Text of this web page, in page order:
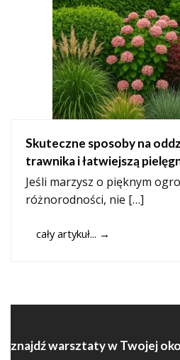
Skuteczne sposoby na
trawnika i łatwiejszą
Jeśli marzysz o pięknym
różnorodności, nie […]
cały artykuł... →
znajdź warsztaty w Twojej